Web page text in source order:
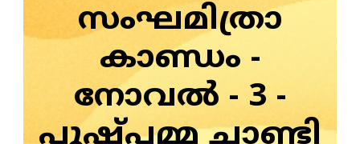
സംഘമിത്രാ
കാണ്ഡം -
നോവൽ - 3 -